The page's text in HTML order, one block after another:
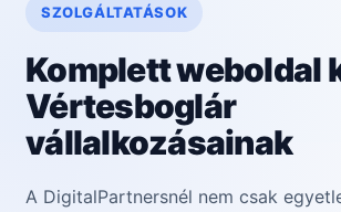
SZOLGÁLTATÁSOK
Komplett weboldal
Vértesboglár
vállalkozásainak
A DigitalPartnersnél nem csak